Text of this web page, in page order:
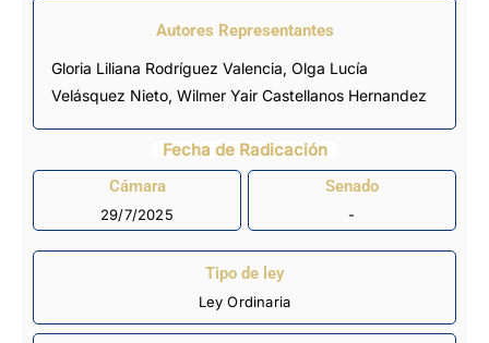
Autores Representantes
Gloria Liliana Rodríguez Valencia, Olga Lucía
Velásquez Nieto, Wilmer Yair Castellanos Hernandez
Fecha de Radicación
Cámara
29/7/2025
Senado
-
Tipo de ley
Ley Ordinaria